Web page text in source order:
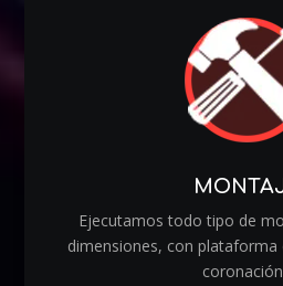
Ejecutamos todo tipo de
dimensiones, con